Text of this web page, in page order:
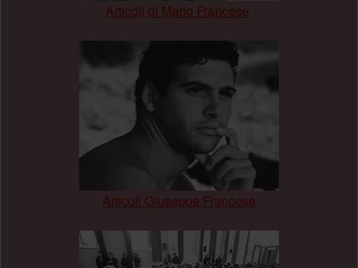
Articoli di Mario Francese
Articoli Giuseppe Francese